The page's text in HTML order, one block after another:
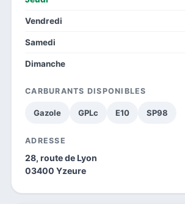
Vendredi
Samedi
Dimanche
CARBURANTS DISPONIBLES
Gazole GPLc E10 SP98
ADRESSE
28, route de Lyon
03400 Yzeure